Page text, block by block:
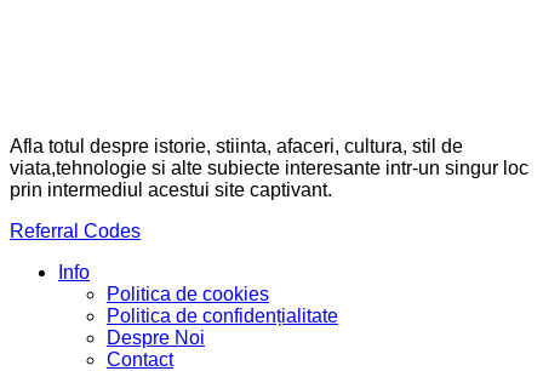
Afla totul despre istorie, stiinta, afaceri, cultura, stil de
viata,tehnologie si alte subiecte interesante intr-un singur loc
prin intermediul acestui site captivant.
Referral Codes
Info
Politica de cookies
Politica de confidențialitate
Despre Noi
Contact